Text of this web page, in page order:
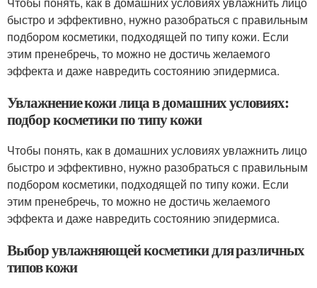
быстро и эффективно, нужно разобраться с правильным
подбором косметики, подходящей по типу кожи. Если
этим пренебречь, то можно не достичь желаемого
эффекта и даже навредить состоянию эпидермиса.
Увлажнение кожи лица в домашних условиях:
подбор косметики по типу кожи
Чтобы понять, как в домашних условиях увлажнить лицо
быстро и эффективно, нужно разобраться с правильным
подбором косметики, подходящей по типу кожи. Если
этим пренебречь, то можно не достичь желаемого
эффекта и даже навредить состоянию эпидермиса.
Выбор увлажняющей косметики для различных
типов кожи